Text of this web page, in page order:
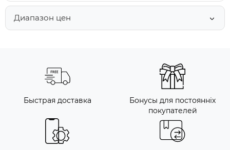
Диапазон цен
Быстрая доставка
Бонусы для постоянніх
покупателей